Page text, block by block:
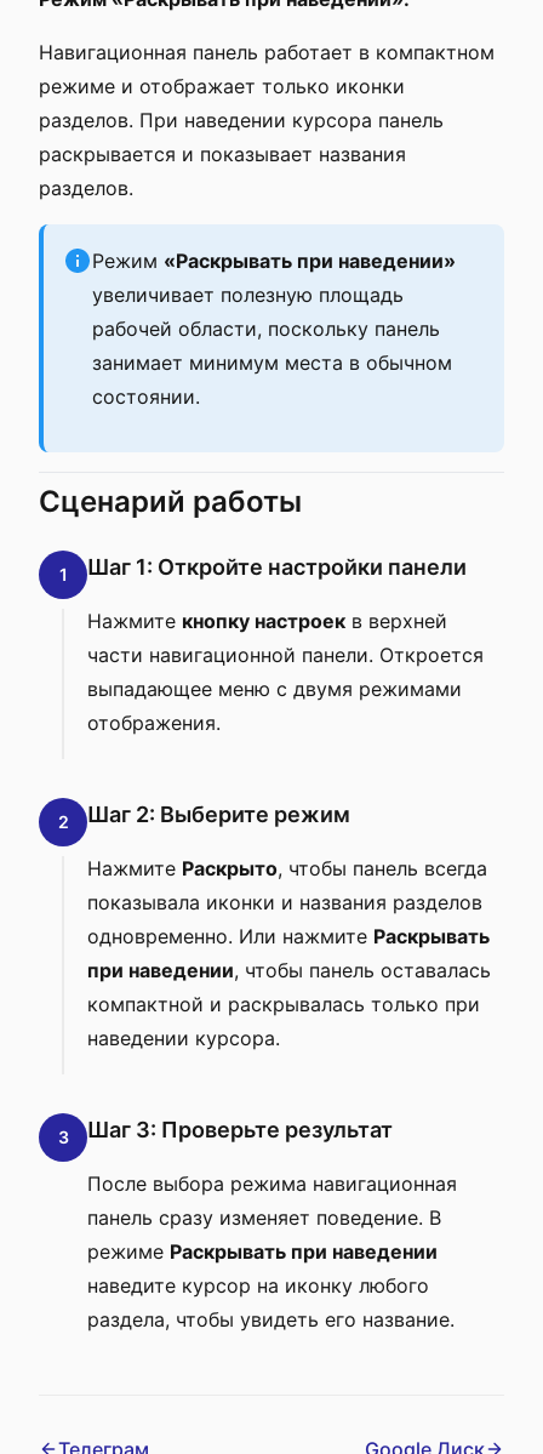
Навигационная панель работает в компактном
режиме и отображает только иконки
разделов. При наведении курсора панель
раскрывается и показывает названия
разделов.
Режим «Раскрывать при наведении»
увеличивает полезную площадь
рабочей области, поскольку панель
занимает минимум места в обычном
состоянии.
Сценарий работы
1 Шаг 1: Откройте настройки панели
Нажмите кнопку настроек в верхней
части навигационной панели. Откроется
выпадающее меню с двумя режимами
отображения.
2 Шаг 2: Выберите режим
Нажмите Раскрыто, чтобы панель всегда
показывала иконки и названия разделов
одновременно. Или нажмите Раскрывать
при наведении, чтобы панель оставалась
компактной и раскрывалась только при
наведении курсора.
3 Шаг 3: Проверьте результат
После выбора режима навигационная
панель сразу изменяет поведение. В
режиме Раскрывать при наведении
наведите курсор на иконку любого
раздела, чтобы увидеть его название.
Телеграм Google Диск